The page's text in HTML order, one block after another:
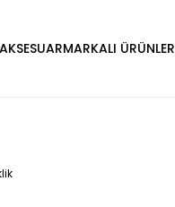
MARKALI ÜRÜNLER